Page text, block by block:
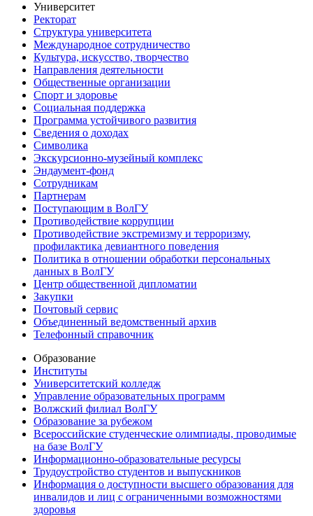
Университет
Ректорат
Структура университета
Международное сотрудничество
Культура, искусство, творчество
Направления деятельности
Общественные организации
Спорт и здоровье
Социальная поддержка
Программа устойчивого развития
Сведения о доходах
Символика
Экскурсионно-музейный комплекс
Эндаумент-фонд
Сотрудникам
Партнерам
Поступающим в ВолГУ
Противодействие коррупции
Противодействие экстремизму и терроризму,
профилактика девиантного поведения
Политика в отношении обработки персональных
данных в ВолГУ
Центр общественной дипломатии
Закупки
Почтовый сервис
Объединенный ведомственный архив
Телефонный справочник
Образование
Институты
Университетский колледж
Управление образовательных программ
Волжский филиал ВолГУ
Образование за рубежом
Всероссийские студенческие олимпиады, проводимые
на базе ВолГУ
Информационно-образовательные ресурсы
Трудоустройство студентов и выпускников
Информация о доступности высшего образования для
инвалидов и лиц с ограниченными возможностями
здоровья